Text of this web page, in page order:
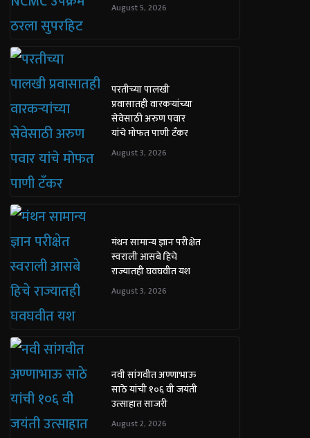
August 5, 2026
परतीच्या पालखी
प्रवासातही वारकऱ्यांच्या
सेवेसाठी अरुण पवार
यांचे मोफत पाणी टँकर
August 3, 2026
मंथन सामान्य ज्ञान परीक्षेत
स्वराली आसबे हिचे
राज्यातही घवघवीत यश
August 3, 2026
नवी सांगवीत अण्णाभाऊ
साठे यांची १०६ वी जयंती
उत्साहात साजरी
August 2, 2026